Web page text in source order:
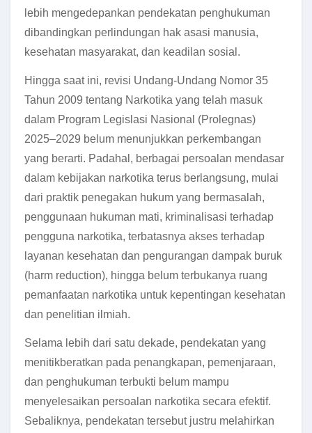
lebih mengedepankan pendekatan penghukuman
dibandingkan perlindungan hak asasi manusia,
kesehatan masyarakat, dan keadilan sosial.
Hingga saat ini, revisi Undang-Undang Nomor 35
Tahun 2009 tentang Narkotika yang telah masuk
dalam Program Legislasi Nasional (Prolegnas)
2025–2029 belum menunjukkan perkembangan
yang berarti. Padahal, berbagai persoalan mendasar
dalam kebijakan narkotika terus berlangsung, mulai
dari praktik penegakan hukum yang bermasalah,
penggunaan hukuman mati, kriminalisasi terhadap
pengguna narkotika, terbatasnya akses terhadap
layanan kesehatan dan pengurangan dampak buruk
(harm reduction), hingga belum terbukanya ruang
pemanfaatan narkotika untuk kepentingan kesehatan
dan penelitian ilmiah.
Selama lebih dari satu dekade, pendekatan yang
menitikberatkan pada penangkapan, pemenjaraan,
dan penghukuman terbukti belum mampu
menyelesaikan persoalan narkotika secara efektif.
Sebaliknya, pendekatan tersebut justru melahirkan